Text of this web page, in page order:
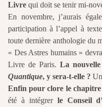
Livre qui doit se tenir mi-
En novembre, j’aurais
participation à l’appel à
toute dernière anthologie du
« Des Astres humains »
Livre de Paris. La
Quantique, y sera-t-elle ?
Enfin pour clore le chapitre
été à intégrer le Conseil